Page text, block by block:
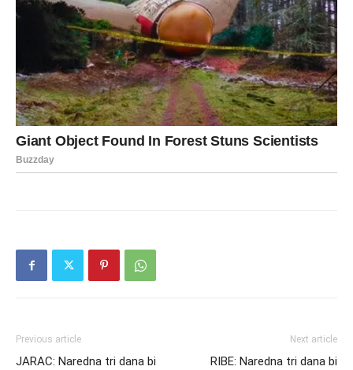
Previous article
JARAC: Naredna tri dana bi
Next article
RIBE: Naredna tri dana bi